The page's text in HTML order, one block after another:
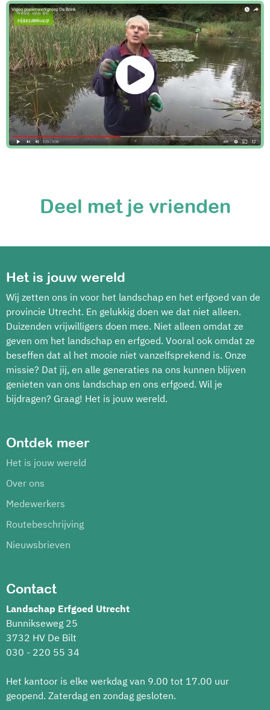
Deel met je vrienden
Het is jouw wereld
Wij zetten ons in voor het landschap en het erfgoed van de
provincie Utrecht. En gelukkig doen we dat niet alleen.
Duizenden vrijwilligers doen mee. Niet alleen omdat ze
geven om het landschap en erfgoed. Vooral ook omdat ze
beseffen dat al het mooie niet vanzelfsprekend is. Onze
missie? Dat jij, en alle generaties na ons kunnen blijven
genieten van ons landschap en ons erfgoed. Wil je
bijdragen? Graag! Het is jouw wereld.
Ontdek meer
Het is jouw wereld
Over ons
Medewerkers
Routebeschrijving
Nieuwsbrieven
Contact
Landschap Erfgoed Utrecht
Bunnikseweg 25
3732 HV De Bilt
030 - 220 55 34
Het kantoor is elke werkdag van 9.00 tot 17.00 uur
geopend. Zaterdag en zondag gesloten.